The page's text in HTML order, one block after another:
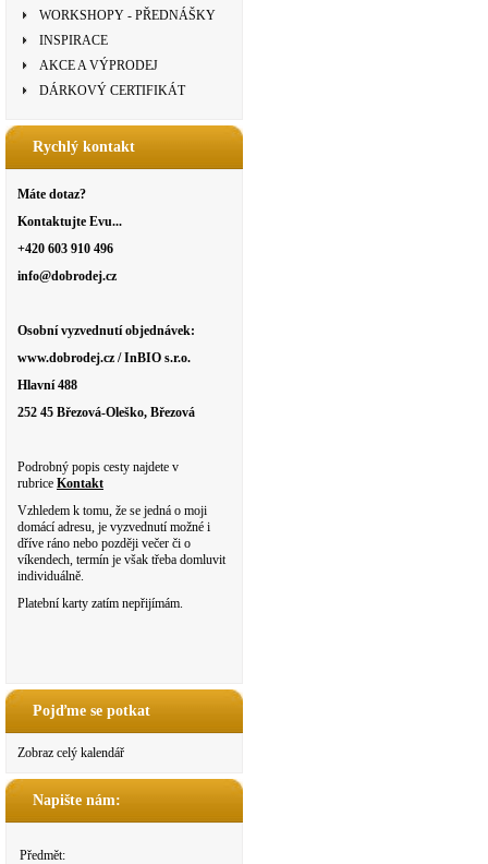
WORKSHOPY - PŘEDNÁŠKY
INSPIRACE
AKCE A VÝPRODEJ
DÁRKOVÝ CERTIFIKÁT
Rychlý kontakt
Máte dotaz?
Kontaktujte Evu...
+420 603 910 496
info@dobrodej.cz
Osobní vyzvednutí objednávek:
www.dobrodej.cz / InBIO s.r.o.
Hlavní 488
252 45 Březová-Oleško, Březová
Podrobný popis cesty najdete v
rubrice Kontakt
Vzhledem k tomu, že se jedná o moji
domácí adresu, je vyzvednutí možné i
dříve ráno nebo později večer či o
víkendech, termín je však třeba domluvit
individuálně.
Platební karty zatím nepřijímám.
Pojďme se potkat
Zobraz celý kalendář
Napište nám:
Předmět: